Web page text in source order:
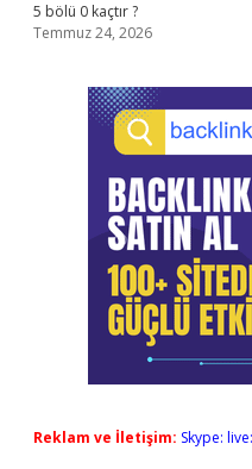
5 bölü 0 kaçtır ?
Temmuz 24, 2026
Reklam ve İletişim: Skype: